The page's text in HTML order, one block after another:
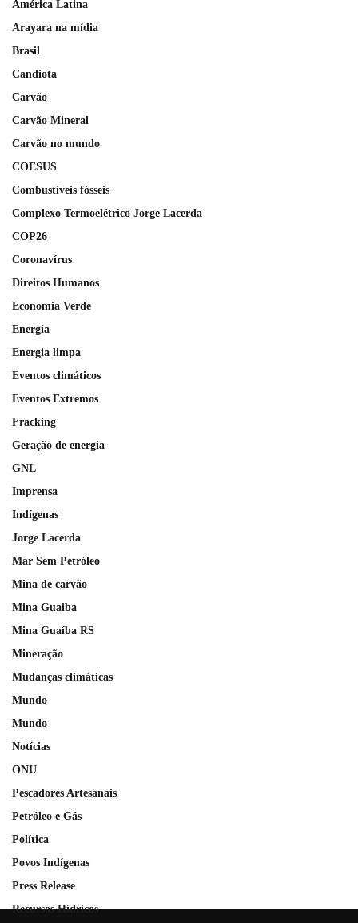
América Latina
Arayara na mídia
Brasil
Candiota
Carvão
Carvão Mineral
Carvão no mundo
COESUS
Combustíveis fósseis
Complexo Termoelétrico Jorge Lacerda
COP26
Coronavírus
Direitos Humanos
Economia Verde
Energia
Energia limpa
Eventos climáticos
Eventos Extremos
Fracking
Geração de energia
GNL
Imprensa
Indígenas
Jorge Lacerda
Mar Sem Petróleo
Mina de carvão
Mina Guaiba
Mina Guaíba RS
Mineração
Mudanças climáticas
Mundo
Mundo
Notícias
ONU
Pescadores Artesanais
Petróleo e Gás
Política
Povos Indígenas
Press Release
Recursos Hídricos